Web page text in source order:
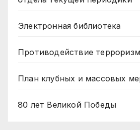
Электронная библиотека
Противодействие
План клубных и массовых
80 лет Великой Победы